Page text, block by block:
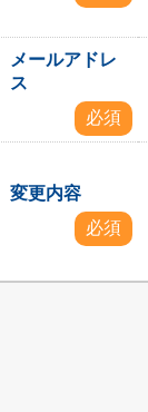
メールアドレ
ス
必須
変更内容
必須